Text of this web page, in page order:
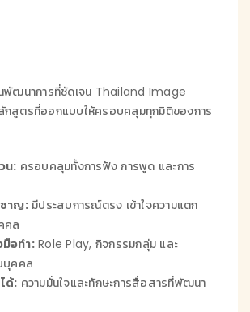
พัฒนาการที่ชัดเจน Thailand Image
สูตรที่ออกแบบให้ครอบคลุมทุกมิติของการ
น: ครอบคลุมทั้งการฟัง การพูด และการ
าญ:มีประสบการณ์ตรง เข้าใจความแตก
คล
อทำ:Role Play, กิจกรรมกลุ่ม และ
บุคคล
ด้: ความมั่นใจและทักษะการสื่อสารที่พัฒนา